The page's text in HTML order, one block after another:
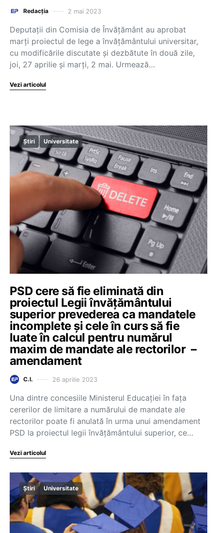
Redacția 2 mai 2023
Deputații din Comisia de Învățământ au aprobat
marți proiectul de lege a învățământului universitar,
cu modificările discutate și dezbătute în două zile,
joi, 27 aprilie și marți, 2 mai. Urmează…
Vezi articolul
Știri Universitate
PSD cere să fie eliminată din
proiectul Legii învățământului
superior prevederea ca mandatele
incomplete și cele în curs să fie
luate în calcul pentru numărul
maxim de mandate ale rectorilor –
amendament
C.I. 26 aprilie 2023
Una dintre concesiile Ministerul Educației în fața
cererilor de limitare a numărului de mandate ale
rectorilor poate fi anulată în urma unui amendament
PSD la proiectul legii învățământului superior, ce…
Vezi articolul
Știri Universitate